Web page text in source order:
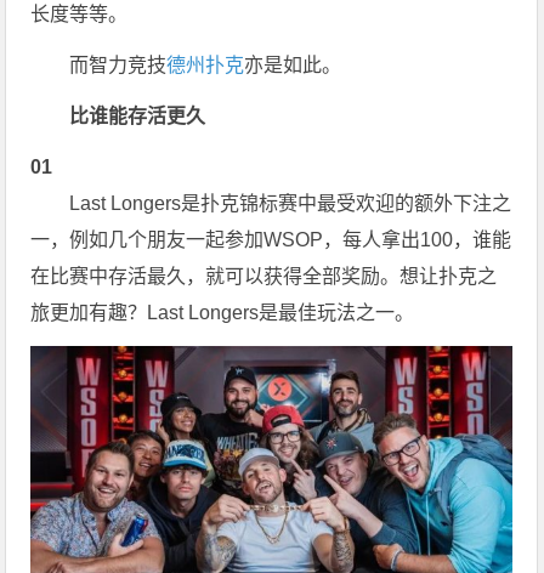
长度等等。
而智力竞技德州扑克亦是如此。
比谁能存活更久
01
Last Longers是扑克锦标赛中最受欢迎的额外下注之
一，例如几个朋友一起参加WSOP，每人拿出100，谁能
在比赛中存活最久，就可以获得全部奖励。想让扑克之
旅更加有趣？Last Longers是最佳玩法之一。